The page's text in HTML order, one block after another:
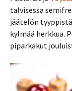
talvisessa
jäätelön
kylmää herkkua.
piparkakut